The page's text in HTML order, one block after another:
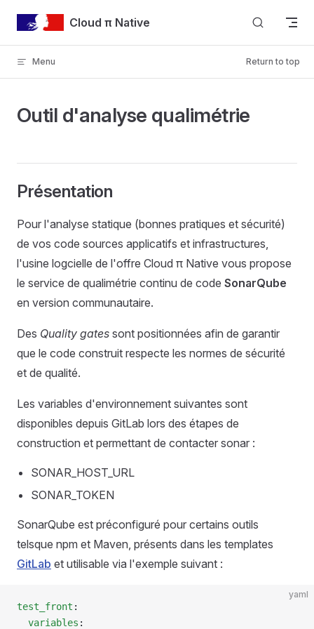
Skip to contentCloud π Native
Menu Return to top
Outil d'analyse qualimétrie
Présentation
Pour l'analyse statique (bonnes pratiques et sécurité)
de vos code sources applicatifs et infrastructures,
l'usine logcielle de l'offre Cloud π Native vous propose
le service de qualimétrie continu de code SonarQube
en version communautaire.
Des Quality gates sont positionnées afin de garantir
que le code construit respecte les normes de sécurité
et de qualité.
Les variables d'environnement suivantes sont
disponibles depuis GitLab lors des étapes de
construction et permettant de contacter sonar :
SONAR_HOST_URL
SONAR_TOKEN
SonarQube est préconfiguré pour certains outils
telsque npm et Maven, présents dans les templates
GitLab et utilisable via l'exemple suivant :
yaml
test_front :
  variables
: